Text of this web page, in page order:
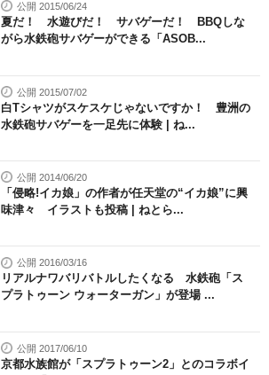
公開 2015/06/24
夏だ！ 水遊びだ！ サバゲーだ！ BBQしな
がら水鉄砲サバゲーができる「ASOB...
公開 2015/07/02
白Tシャツがスケスケじゃないですか！ 豊洲の
水鉄砲サバゲーを一足先に体験 | ね...
公開 2014/06/20
「侵略!イカ娘」の作者が任天堂の“イカ娘”に興
味津々 イラストも投稿 | ねとら...
公開 2016/03/16
リアルナワバリバトルしたくなる 水鉄砲「ス
プラトゥーン ウォーターガン」が登場 ...
公開 2017/06/10
京都水族館が「スプラトゥーン2」とのコラボイ